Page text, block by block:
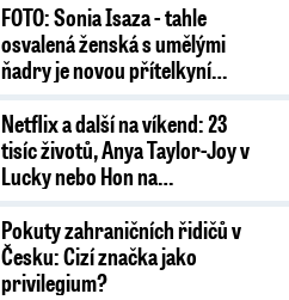
FOTO: Sonia Isaza - tahle
osvalená ženská s umělými
ňadry je novou přítelkyní…
Netflix a další na víkend: 23
tisíc životů, Anya Taylor-Joy v
Lucky nebo Hon na…
Pokuty zahraničních řidičů v
Česku: Cizí značka jako
privilegium?